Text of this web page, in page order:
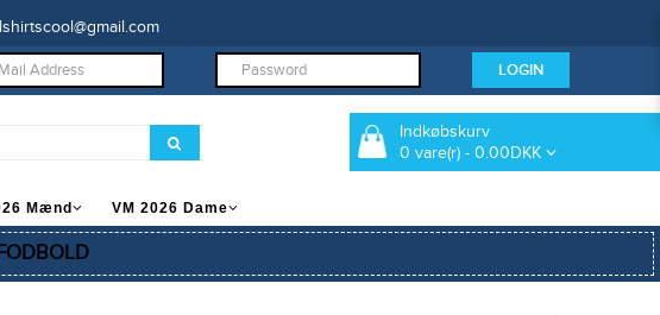
Indkøbskurv
0 vare(r) - 0.00DKK
Mænd VM 2026 Dame